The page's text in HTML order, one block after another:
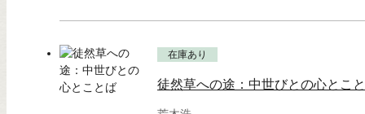
在庫あり
徒然草への途：中世びとの心とこ